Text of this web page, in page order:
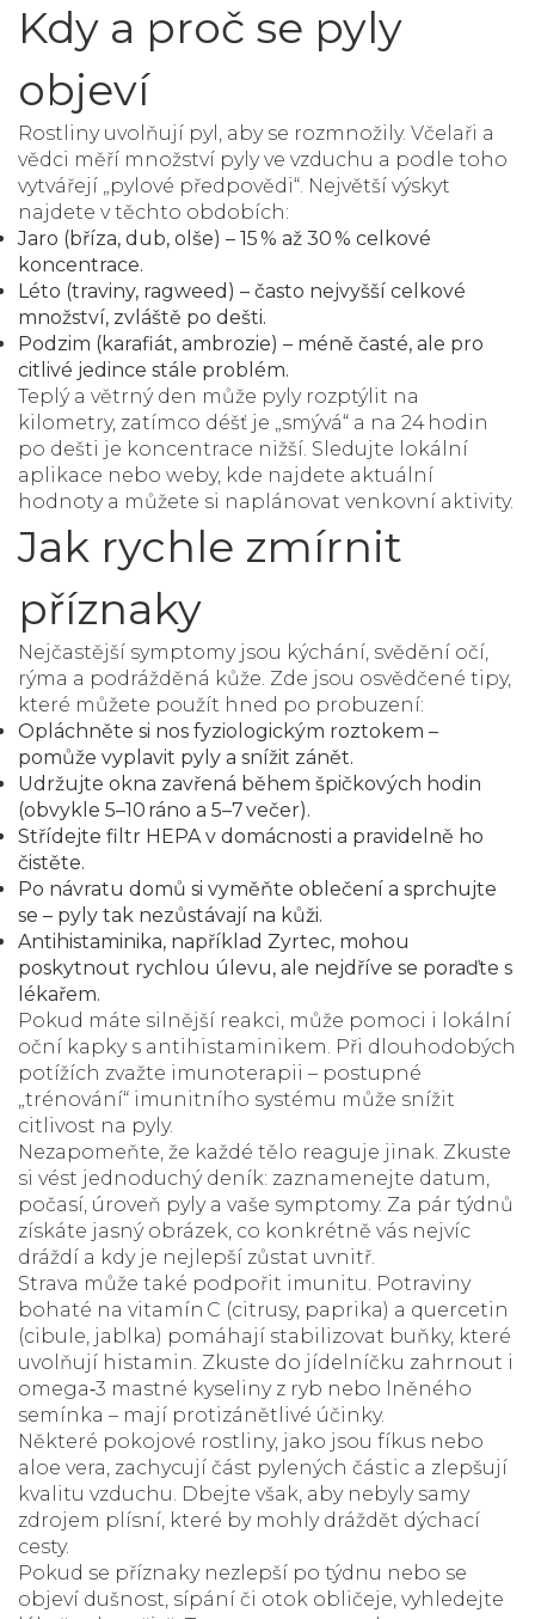
Kdy a proč se pyly
objeví
Rostliny uvolňují pyl, aby se rozmnožily. Včelaři a
vědci měří množství pyly ve vzduchu a podle toho
vytvářejí „pylové předpovědi“. Největší výskyt
najdete v těchto obdobích:
Jaro (bříza, dub, olše) – 15 % až 30 % celkové
koncentrace.
Léto (traviny, ragweed) – často nejvyšší celkové
množství, zvláště po dešti.
Podzim (karafiát, ambrozie) – méně časté, ale pro
citlivé jedince stále problém.
Teplý a větrný den může pyly rozptýlit na
kilometry, zatímco déšť je „smývá“ a na 24 hodin
po dešti je koncentrace nižší. Sledujte lokální
aplikace nebo weby, kde najdete aktuální
hodnoty a můžete si naplánovat venkovní aktivity.
Jak rychle zmírnit
příznaky
Nejčastější symptomy jsou kýchání, svědění očí,
rýma a podrážděná kůže. Zde jsou osvědčené tipy,
které můžete použít hned po probuzení:
Opláchněte si nos fyziologickým roztokem –
pomůže vyplavit pyly a snížit zánět.
Udržujte okna zavřená během špičkových hodin
(obvykle 5–10 ráno a 5–7 večer).
Střídejte filtr HEPA v domácnosti a pravidelně ho
čistěte.
Po návratu domů si vyměňte oblečení a sprchujte
se – pyly tak nezůstávají na kůži.
Antihistaminika, například Zyrtec, mohou
poskytnout rychlou úlevu, ale nejdříve se poraďte s
lékařem.
Pokud máte silnější reakci, může pomoci i lokální
oční kapky s antihistaminikem. Při dlouhodobých
potížích zvažte imunoterapii – postupné
„trénování“ imunitního systému může snížit
citlivost na pyly.
Nezapomeňte, že každé tělo reaguje jinak. Zkuste
si vést jednoduchý deník: zaznamenejte datum,
počasí, úroveň pyly a vaše symptomy. Za pár týdnů
získáte jasný obrázek, co konkrétně vás nejvíc
dráždí a kdy je nejlepší zůstat uvnitř.
Strava může také podpořit imunitu. Potraviny
bohaté na vitamín C (citrusy, paprika) a quercetin
(cibule, jablka) pomáhají stabilizovat buňky, které
uvolňují histamin. Zkuste do jídelníčku zahrnout i
omega‑3 mastné kyseliny z ryb nebo lněného
semínka – mají protizánětlivé účinky.
Některé pokojové rostliny, jako jsou fíkus nebo
aloe vera, zachycují část pylených částic a zlepšují
kvalitu vzduchu. Dbejte však, aby nebyly samy
zdrojem plísní, které by mohly dráždět dýchací
cesty.
Pokud se příznaky nezlepší po týdnu nebo se
objeví dušnost, sípání či otok obličeje, vyhledejte